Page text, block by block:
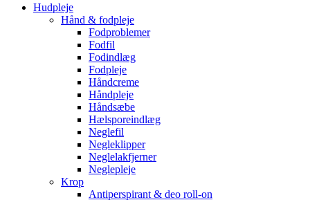
Hudpleje
Hånd & fodpleje
Fodproblemer
Fodfil
Fodindlæg
Fodpleje
Håndcreme
Håndpleje
Håndsæbe
Hælsporeindlæg
Neglefil
Negleklipper
Neglelakfjerner
Neglepleje
Krop
Antiperspirant & deo roll-on